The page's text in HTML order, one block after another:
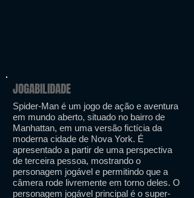
JOGABILIDADE
Spider-Man é um jogo de ação e aventura
em mundo aberto, situado no bairro de
Manhattan, em uma versão fictícia da
moderna cidade de Nova York. É
apresentado a partir de uma perspectiva
de terceira pessoa, mostrando o
personagem jogável e permitindo que a
câmera rode livremente em torno deles. O
personagem jogável principal é o super-